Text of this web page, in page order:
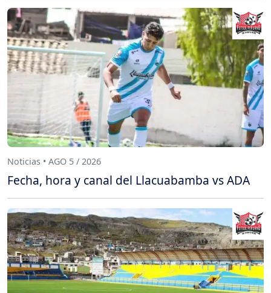
Noticias • AGO 5 / 2026
Fecha, hora y canal del Llacuabamba vs ADA